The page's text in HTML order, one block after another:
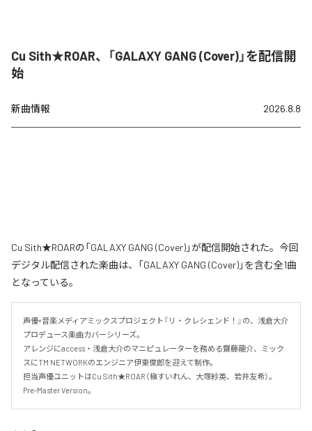
Cu Sith★ROAR、「GALAXY GANG (Cover)」を配信開
始
新曲情報 2026.8.8
Cu Sith★ROARの「GALAXY GANG (Cover)」が配信開始された。今回
デジタル配信された楽曲は、「GALAXY GANG (Cover)」を含む全1曲
となっている。
声優×音楽メディアミックスプロジェクト『リ・クレシェンド！』の、浅倉大介
プロデュース楽曲カバーシリーズ。
アレンジにaccess・浅倉大介のマニピュレーターを務める齋藤龍介、ミック
スにTM NETWORKのエンジニア伊東俊郎を迎えて制作。
担当声優ユニットはCu Sith★ROAR（槇すいれん、大塚紗英、若井友希）。
Pre-Master Version。